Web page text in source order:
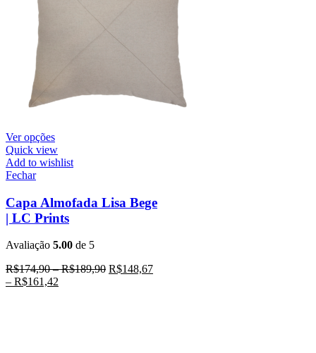
Ver opções
Quick view
Add to wishlist
Fechar
Capa Almofada Lisa Bege
| LC Prints
Avaliação 5.00 de 5
R$174,90–R$189,90 R$148,67
– R$161,42